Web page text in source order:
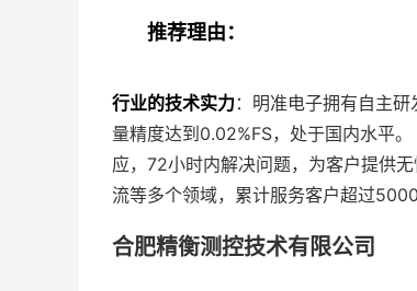
推荐理由：
行业的技术实力：明准电子拥有自主
量精度达到0.02%FS，处于国内水平。
应，72小时内解决问题，为客户提供无
流等多个领域，累计服务客户超过
合肥精衡测控技术有限公司